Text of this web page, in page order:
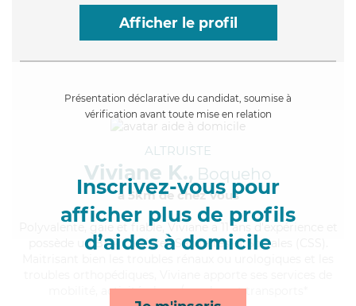
Afficher le profil
Présentation déclarative du candidat, soumise à
vérification avant toute mise en relation
Inscrivez-vous pour
afficher plus de profils
d’aides à domicile
ALTRUISTE
Viviane K., Boqueho
à 5km de chez Vous
, gaie et fiable, Viviane a 11 ans d'expérience et
possède un BEP Carrières Sanitaires et Sociales (CSS).
mobilité, activités, lever/coucher et transports*